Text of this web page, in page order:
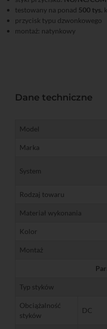
testowany na ponad 500 tys.
przycisk typu dzwonkowego
montaż: natynkowy
Dane techniczne
Model
Marka
System
Rodzaj towaru
Materiał wykonania
Kolor
Montaż
Typ styków
Obciążalność
styków
DC